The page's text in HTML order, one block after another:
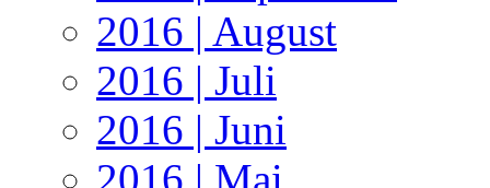
2016 | August
2016 | Juli
2016 | Juni
2016 | Mai